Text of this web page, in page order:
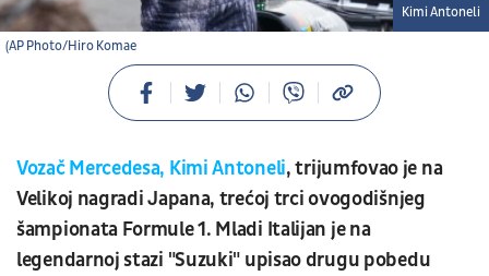
(AP Photo/Hiro Komae
Kimi Antoneli
Vozač Mercedesa, Kimi Antoneli, trijumfovao je na
Velikoj nagradi Japana, trećoj trci ovogodišnjeg
šampionata Formule 1. Mladi Italijan je na
legendarnoj stazi "Suzuki" upisao drugu pobedu